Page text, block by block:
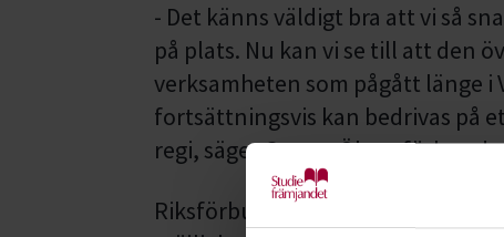
- Det känns väldigt bra att vi så
på plats. Nu kan vi se till att den
verksamheten som pågått länge i
fortsättningsvis kan bedrivas på
regi, säger Gustav Öhrn,
Riksförbundet har under de